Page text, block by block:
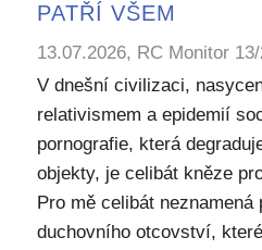
PATŘÍ VŠEM
13.07.2026, RC Monitor
V dnešní civilizaci,
relativismem a epidemií
pornografie, která
objekty, je celibát kněze
Pro mě celibát neznamená
duchovního otcovství,